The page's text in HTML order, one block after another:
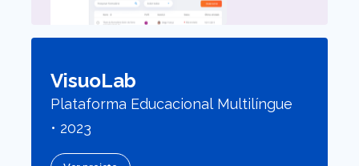
VisuoLab
Plataforma Educacional Multilíngue
• 2023